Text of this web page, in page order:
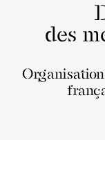
des